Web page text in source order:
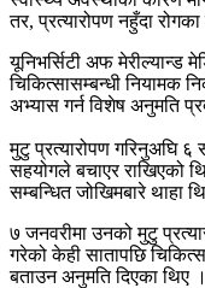
तर, प्रत्यारोपण नहुँदा
यूनिभर्सिटी अफ
चिकित्सासम्बन्धी नियामक
अभ्यास गर्न विशेष अनुमति
मुटु प्रत्यारोपण गरिनुअघि
सहयोगले बचाएर राखिएको
सम्बन्धित जोखिमबारे थाहा
७ जनवरीमा उनको मुटु
गरेको केही सातापछि
बताउन अनुमति दिएका थिए ।